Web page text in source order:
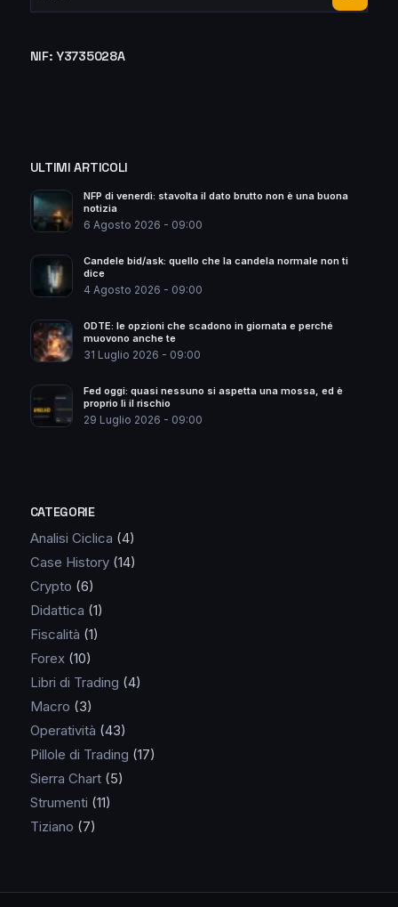
NIF: Y3735028A
ULTIMI ARTICOLI
NFP di venerdì: stavolta il dato brutto non è una buona
notizia
6 Agosto 2026 - 09:00
Candele bid/ask: quello che la candela normale non ti
dice
4 Agosto 2026 - 09:00
0DTE: le opzioni che scadono in giornata e perché
muovono anche te
31 Luglio 2026 - 09:00
Fed oggi: quasi nessuno si aspetta una mossa, ed è
proprio lì il rischio
29 Luglio 2026 - 09:00
CATEGORIE
Analisi Ciclica (4)
Case History(14)
Crypto (6)
Didattica (1)
Fiscalità (1)
Forex(10)
Libri di Trading (4)
Macro (3)
Operatività (43)
Pillole di Trading (17)
Sierra Chart(5)
Strumenti (11)
Tiziano (7)